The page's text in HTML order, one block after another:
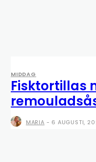
MIDDAG
Fisktortillas
MARIA - 6 AUGUSTI,